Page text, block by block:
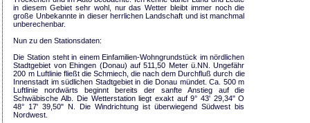
in diesem Gebiet sehr wohl, nur das Wetter bleibt immer noch die
große Unbekannte in dieser herrlichen Landschaft und ist manchmal
unberechenbar.
Nun zu den Stationsdaten:
Die Station steht in einem Einfamilien-Wohngrundstück im nördlichen
Stadtgebiet von Ehingen (Donau) auf 511,50 Meter ü.NN. Ungefähr
200 m Luftlinie fließt die Schmiech, die nach dem Durchfluß durch die
Innenstadt im südlichen Stadtgebiet in die Donau mündet. Ca. 500 m
Luftlinie nordwärts beginnt bereits der sanfte Anstieg auf die
Schwäbische Alb. Die Wetterstation liegt exakt auf 9° 43' 29,34" O
48° 17' 39,50" N. Die Windrichtung ist überwiegend Südwest bis
Nordwest.